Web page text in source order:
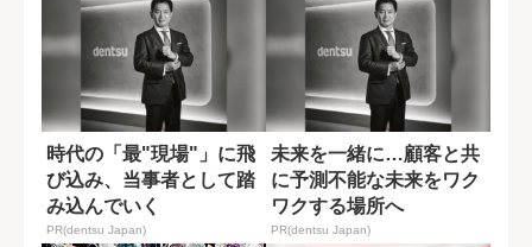
時代の「最"現場"」に飛
び込み、当事者として踏
み込んでいく
PR(dentsu Japan)
未来を一緒に…顧客と共
に予測不能な未来をワク
ワクする場所へ
PR(dentsu Japan)